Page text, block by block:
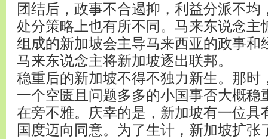
团结后，政事不合遏抑，利益分派不均
处分策略上也有所不同。马来东说念主
组成的新加坡会主导马来西亚的政事和
马来东说念主将新加坡逐出联邦。
稳重后的新加坡不得不独力新生。那时
一个空匮且问题多多的小国事否大概稳
在旁不雅。庆幸的是，新加坡有一位具
国度迈向同意。为了生计，新加坡扩张